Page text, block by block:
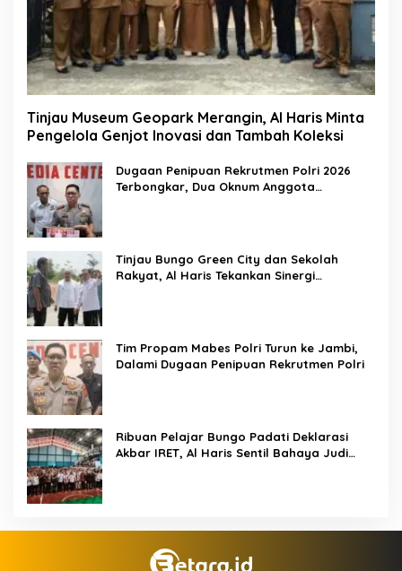
Tinjau Museum Geopark Merangin, Al Haris Minta
Pengelola Genjot Inovasi dan Tambah Koleksi
Dugaan Penipuan Rekrutmen Polri 2026
Terbongkar, Dua Oknum Anggota
Tinjau Bungo Green City dan Sekolah
Rakyat, Al Haris Tekankan Sinergi
Tim Propam Mabes Polri Turun ke Jambi,
Dalami Dugaan Penipuan Rekrutmen Polri
Ribuan Pelajar Bungo Padati Deklarasi
Akbar IRET, Al Haris Sentil Bahaya Judi